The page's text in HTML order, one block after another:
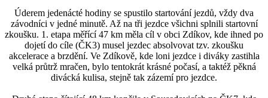
Úderem jedenácté hodiny se spustilo startování jezdů, vždy dva
závodníci v jedné minutě. Až na tři jezdce všichni splnili startovní
zkoušku. 1. etapa měřící 47 km měla cíl v obci Zdíkov, kde ihned po
dojetí do cíle (ČK3) musel jezdec absolvovat tzv. zkoušku
akcelerace a brzdění. Ve Zdíkově, kde loni jezdce i diváky zastihla
velká průtrž mračen, bylo tentokrát krásné počasí, a taktéž pěkná
divácká kulisa, stejně tak zázemí pro jezdce.